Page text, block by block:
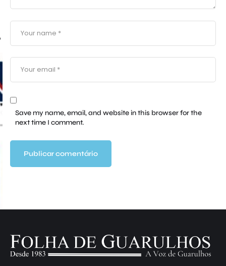
Save my name, email, and website in this browser for the
next time I comment.